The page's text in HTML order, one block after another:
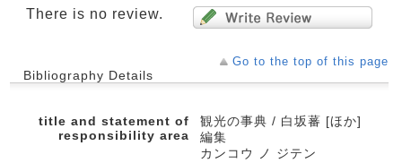
There is no review.
Go to the top of this page
Bibliography Details
title and statement of
responsibility area
観光の事典 / 白坂蕃 [ほか]
編集
カンコウ ノ ジテン